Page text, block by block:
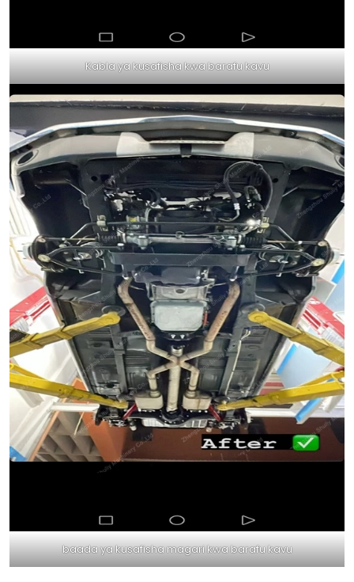
Kabla ya kusafisha kwa barafu kavu
baada ya kusafisha magari kwa barafu kavu